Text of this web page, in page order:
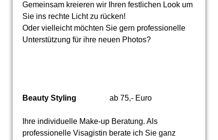
Gemeinsam kreieren wir Ihren festlichen Look um
Sie ins rechte Licht zu rücken!
Oder vielleicht möchten Sie gern professionelle
Unterstützung für ihre neuen Photos?
Beauty Styling ab 75,- Euro
Ihre individuelle Make-up Beratung. Als
professionelle Visagistin berate ich Sie ganz